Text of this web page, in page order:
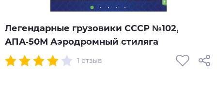
Легендарные грузовики СССР №102,
АПА-50М Аэродромный стиляга
1 отзыв